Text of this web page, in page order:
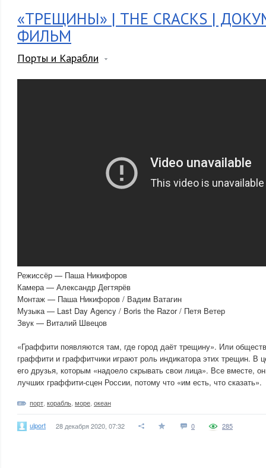
«ТРЕЩИНЫ» | THE CRACKS |
ФИЛЬМ
Порты и Карабли
Режиссёр — Паша Никифоров
Камера — Александр Дегтярёв
Монтаж — Паша Никифоров / Вадим Ватагин
Музыка — Last Day Agency / Boris the Razor / Петя Ветер
Звук — Виталий Швецов
«Граффити появляются там, где город даёт трещину». Или
граффити и граффитчики играют роль индикатора этих трещин. В
его друзья, которым «надоело скрывать свои лица». Все вместе,
лучших граффити-сцен России, потому что «им есть, что сказать».
порт корабль море океан
ulport 28 декабря 2020, 07:32 0 285